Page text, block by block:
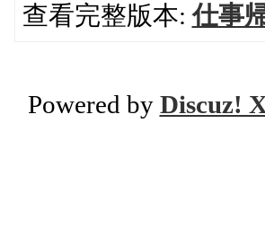
查看完整版本:仕事
Powered by Discuz!